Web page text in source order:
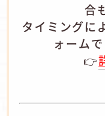
合
タイミングに
ォーム
👉